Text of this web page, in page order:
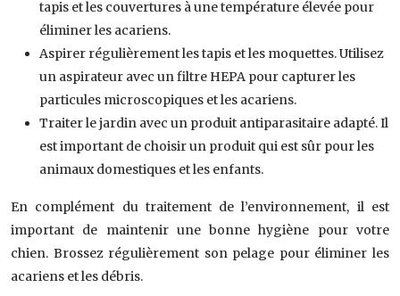
tapis et les couvertures à une température élevée pour
éliminer les acariens.
Aspirer régulièrement les tapis et les moquettes. Utilisez
un aspirateur avec un filtre HEPA pour capturer les
particules microscopiques et les acariens.
Traiter le jardin avec un produit antiparasitaire adapté. Il
est important de choisir un produit qui est sûr pour les
animaux domestiques et les enfants.
En complément du traitement de l’environnement, il est
important de maintenir une bonne hygiène pour votre
chien. Brossez régulièrement son pelage pour éliminer les
acariens et les débris.